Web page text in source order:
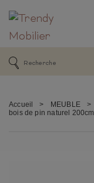
Accueil > MEUBLE >
bois de pin naturel 200cm